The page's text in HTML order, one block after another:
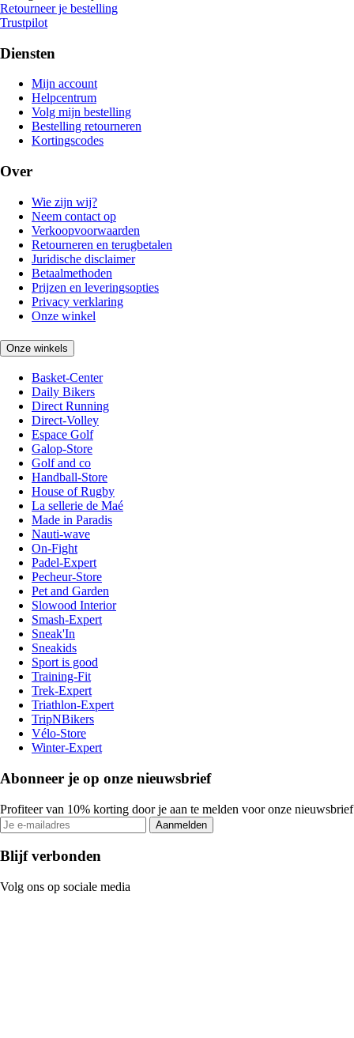
Retourneer je bestelling
Trustpilot
Diensten
Mijn account
Helpcentrum
Volg mijn bestelling
Bestelling retourneren
Kortingscodes
Over
Wie zijn wij?
Neem contact op
Verkoopvoorwaarden
Retourneren en terugbetalen
Juridische disclaimer
Betaalmethoden
Prijzen en leveringsopties
Privacy verklaring
Onze winkel
Onze winkels
Basket-Center
Daily Bikers
Direct Running
Direct-Volley
Espace Golf
Galop-Store
Golf and co
Handball-Store
House of Rugby
La sellerie de Maé
Made in Paradis
Nauti-wave
On-Fight
Padel-Expert
Pecheur-Store
Pet and Garden
Slowood Interior
Smash-Expert
Sneak'In
Sneakids
Sport is good
Training-Fit
Trek-Expert
Triathlon-Expert
TripNBikers
Vélo-Store
Winter-Expert
Abonneer je op onze nieuwsbrief
Profiteer van 10% korting door je aan te melden voor onze nieuwsbrief
Aanmelden
Blijf verbonden
Volg ons op sociale media